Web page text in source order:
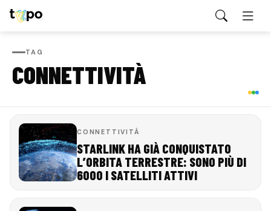
TAG
CONNETTIVITÀ
CONNETTIVITÀ
STARLINK HA GIÀ CONQUISTATO
L’ORBITA TERRESTRE: SONO PIÙ DI
6000 I SATELLITI ATTIVI